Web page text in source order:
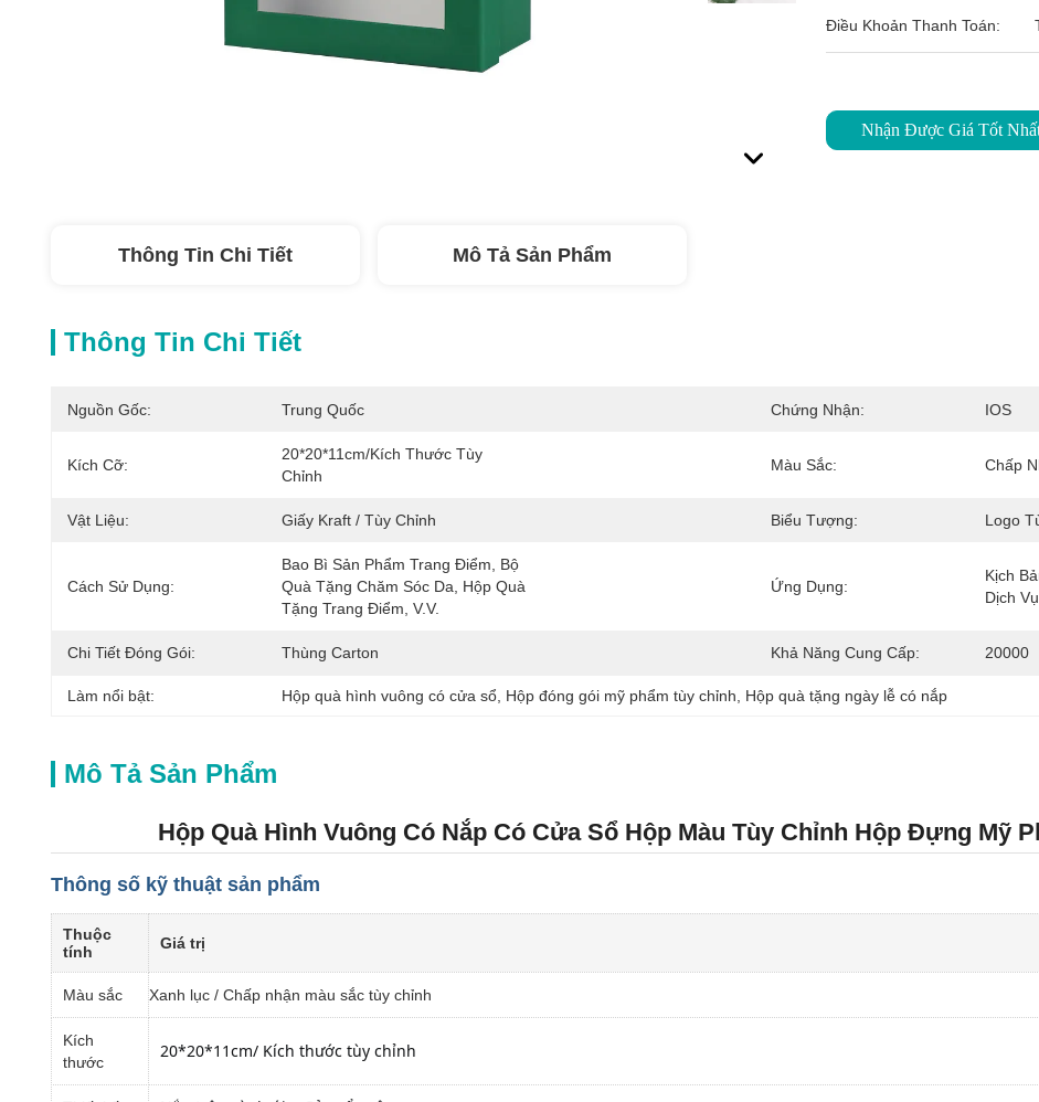
Điều Khoản Thanh Toán:
Nhận Được Giá Tốt
Thông Tin Chi Tiết Mô Tả Sản Phẩm
Thông Tin Chi Tiết
Nguồn Gốc: Trung Quốc Chứng Nhận: IOS
Kích Cỡ:
20*20*11cm/Kích Thước Tùy
Chỉnh
Màu Sắc: Chấp
Vật Liệu: Giấy Kraft / Tùy Chỉnh Biểu Tượng: Logo
Cách Sử Dụng:
Bao Bì Sản Phẩm Trang Điểm, Bộ
Quà Tặng Chăm Sóc Da, Hộp Quà
Tặng Trang Điểm, V.v.
Ứng Dụng:
Kịch
Dịch
Chi Tiết Đóng Gói: Thùng Carton Khả Năng Cung Cấp: 20000
Làm nổi bật: Hộp quà hình vuông có cửa sổ Hộp đóng gói mỹ phẩm tùy chỉnh Hộp quà tặng ngày lễ có nắp
Mô Tả Sản Phẩm
Hộp Quà Hình Vuông Có Nắp Có Cửa Sổ Hộp Màu Tùy Chỉnh Hộp Đựng Mỹ
Thông số kỹ thuật sản phẩm
Thuộc
tính
Giá trị
Màu sắc Xanh lục / Chấp nhận màu sắc tùy chỉnh
Kích
thước
20*20*11cm/ Kích thước tùy chỉnh